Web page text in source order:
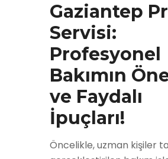
Gaziantep
Servisi:
Profesyonel
Bakımın
ve Faydalı
İpuçları!
Öncelikle, uzman kişiler